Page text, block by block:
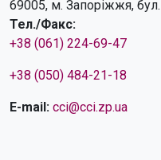
69005, м. Запоріжжя,
Тел./Факс:
+38 (061) 224-69-47
+38 (050) 484-21-18
E-mail: cci@cci.zp.ua